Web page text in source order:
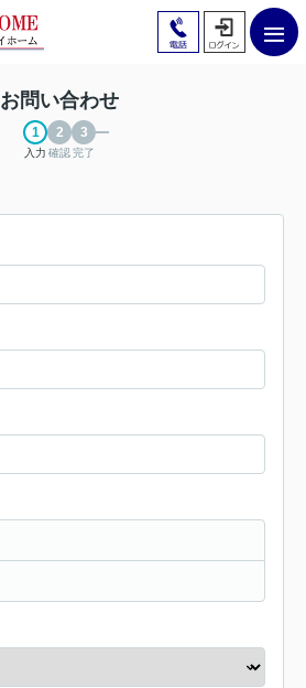
お問い合わせ
入力 確認完了